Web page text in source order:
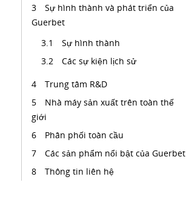
Sự hình thành và phát triển của
Guerbet
Sự hình thành
Các sự kiện lịch sử
Trung tâm R&D
Nhà máy sản xuất trên toàn thế
giới
Phân phối toàn cầu
Các sản phẩm nổi bật của Guerbet
Thông tin liên hệ